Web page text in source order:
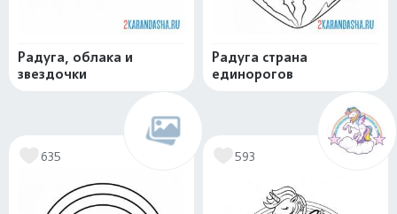
Радуга, облака и
звездочки
Радуга страна
единорогов
635 593